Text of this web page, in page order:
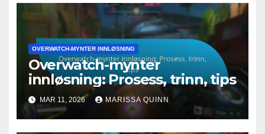
OVERWATCH-MYNTER INNLØSNING
Overwatch-mynter
innløsning: Prosess, trinn, tips
MAR 11, 2026 MARISSA QUINN